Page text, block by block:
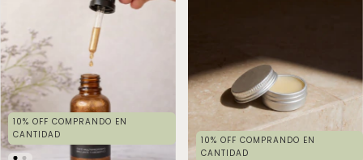
10% OFF COMPRANDO EN
CANTIDAD
10% OFF COMPRANDO EN
CANTIDAD